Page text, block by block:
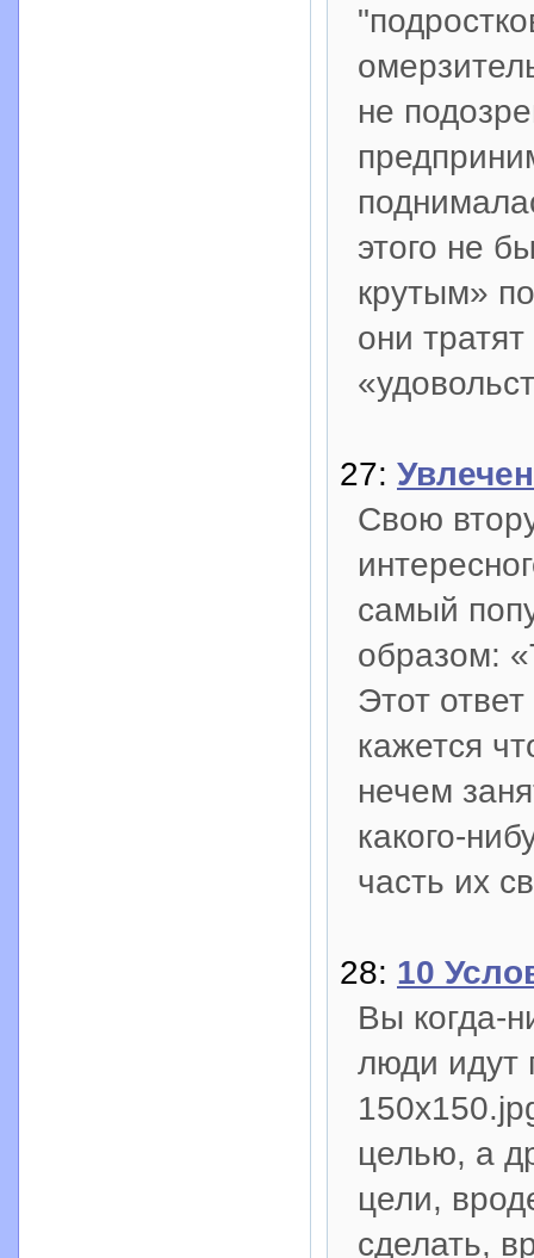
не
этого не
крутым»
они
27:
Свою
самый
образом:
Этот
кажется
нечем
какого-
часть их
28: 10
Вы когда-
люди идут
целью, а
цели,
сделать,